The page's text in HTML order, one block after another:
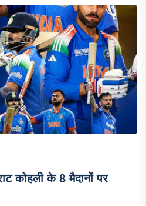
कोहली के 8 मैदानों पर